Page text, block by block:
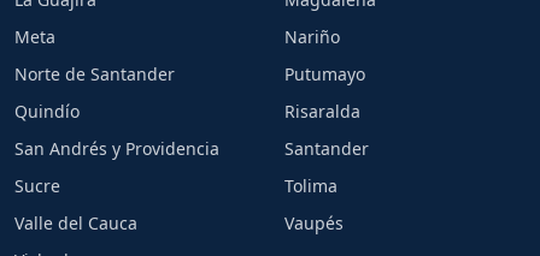
Meta
Nariño
Norte de Santander
Putumayo
Quindío
Risaralda
San Andrés y Providencia
Santander
Sucre
Tolima
Valle del Cauca
Vaupés